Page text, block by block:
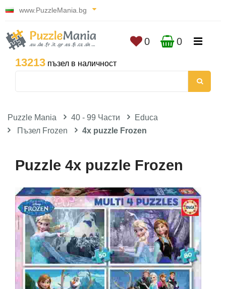
www.PuzzleMania.bg
13213 пъзел в наличност
0 0
Puzzle Mania 40 - 99 Части
Educa
Пъзел Frozen
4x puzzle Frozen
Puzzle 4x puzzle Frozen